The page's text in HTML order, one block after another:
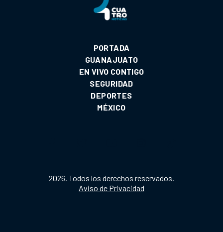
PORTADA
GUANAJUATO
EN VIVO CONTIGO
SEGURIDAD
DEPORTES
MÉXICO
2026. Todos los derechos reservados.
Aviso de Privacidad